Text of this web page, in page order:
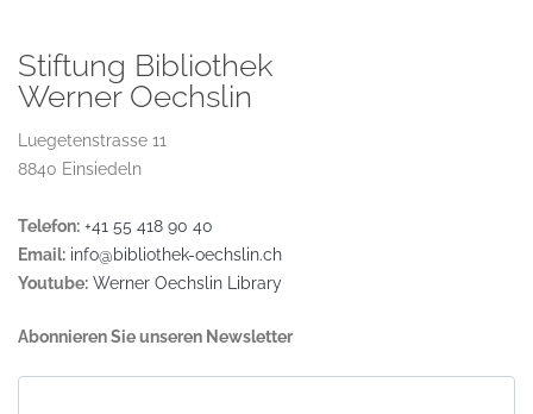
Stiftung Bibliothek
Werner Oechslin
Luegetenstrasse 11
8840 Einsiedeln
Telefon: +41 55 418 90 40
Email: info@bibliothek-oechslin.ch
Youtube: Werner Oechslin Library
Abonnieren Sie unseren Newsletter